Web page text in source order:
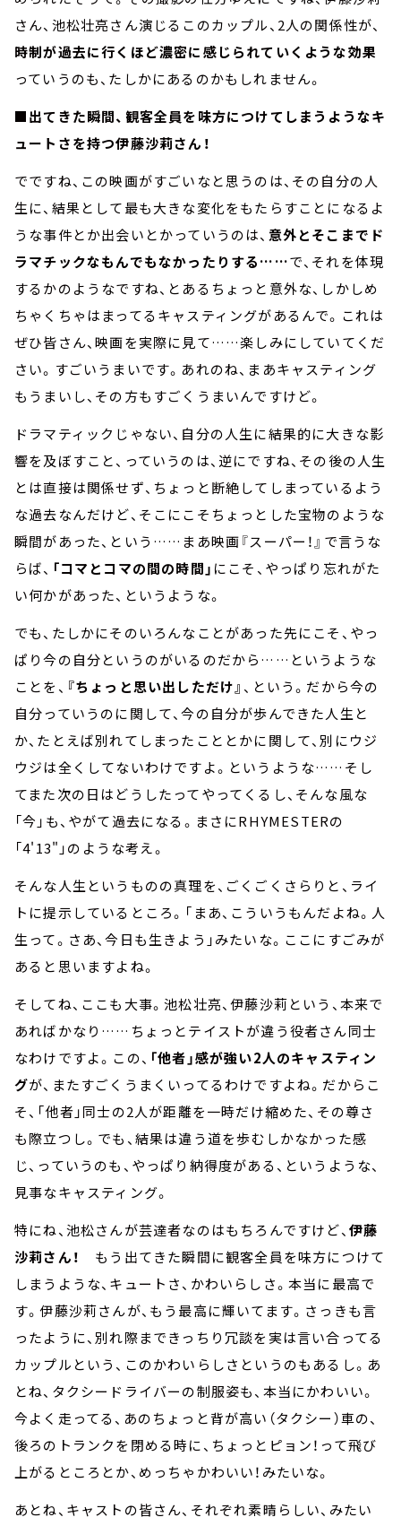
さん、池松壮亮さん演じるこのカップル、2人の関係性が、
時制が過去に行くほど濃密に感じられていくような効果
っていうのも、たしかにあるのかもしれません。
■出てきた瞬間、観客全員を味方につけてしまうようなキ
ュートさを持つ伊藤沙莉さん！
でですね、この映画がすごいなと思うのは、その自分の人
生に、結果として最も大きな変化をもたらすことになるよ
うな事件とか出会いとかっていうのは、 意外とそこまでド
ラマチックなもんでもなかったりする……で、それを体現
するかのようなですね、とあるちょっと意外な、しかしめ
ちゃくちゃはまってるキャスティングがあるんで。これは
ぜひ皆さん、映画を実際に見て……楽しみにしていてくだ
さい。すごいうまいです。あれのね、まあキャスティング
もうまいし、その方もすごくうまいんですけど。
ドラマティックじゃない、自分の人生に結果的に大きな影
響を及ぼすこと、っていうのは、逆にですね、その後の人生
とは直接は関係せず、ちょっと断絶してしまっているよう
な過去なんだけど、そこにこそちょっとした宝物のような
瞬間があった、という……まあ映画『スーパー！』で言うな
らば、 「コマとコマの間の時間」 にこそ、やっぱり忘れがた
い何かがあった、というような。
でも、たしかにそのいろんなことがあった先にこそ、やっ
ぱり今の自分というのがいるのだから……というような
ことを、 『ちょっと思い出しただけ』 、という。だから今の
自分っていうのに関して、今の自分が歩んできた人生と
か、たとえば別れてしまったこととかに関して、別にウジ
ウジは全くしてないわけですよ。というような……そし
てまた次の日はどうしたってやってくるし、そんな風な
「今」も、やがて過去になる。まさにRHYMESTERの
「4'13"」のような考え。
そんな人生というものの真理を、ごくごくさらりと、ライ
トに提示しているところ。「まあ、こういうもんだよね。人
生って。さあ、今日も生きよう」みたいな。ここにすごみが
あると思いますよね。
そしてね、ここも大事。池松壮亮、伊藤沙莉という、本来で
あればかなり……ちょっとテイストが違う役者さん同士
なわけですよ。この、 「他者」感が強い2人のキャスティン
グが、またすごくうまくいってるわけですよね。だからこ
そ、「他者」同士の2人が距離を一時だけ縮めた、その尊さ
も際立つし。でも、結果は違う道を歩むしかなかった感
じ、っていうのも、やっぱり納得度がある、というような、
見事なキャスティング。
特にね、池松さんが芸達者なのはもちろんですけど、伊藤
沙莉さん！
もう出てきた瞬間に観客全員を味方につけて
しまうような、キュートさ、かわいらしさ。本当に最高で
す。伊藤沙莉さんが、もう最高に輝いてます。さっきも言
ったように、別れ際まできっちり冗談を実は言い合ってる
カップルという、このかわいらしさというのもあるし。あ
とね、タクシードライバーの制服姿も、本当にかわいい。
今よく走ってる、あのちょっと背が高い（タクシー）車の、
後ろのトランクを閉める時に、ちょっとピョン！って飛び
上がるところとか、めっちゃかわいい！みたいな。
あとね、キャストの皆さん、それぞれ素晴らしい、みたい